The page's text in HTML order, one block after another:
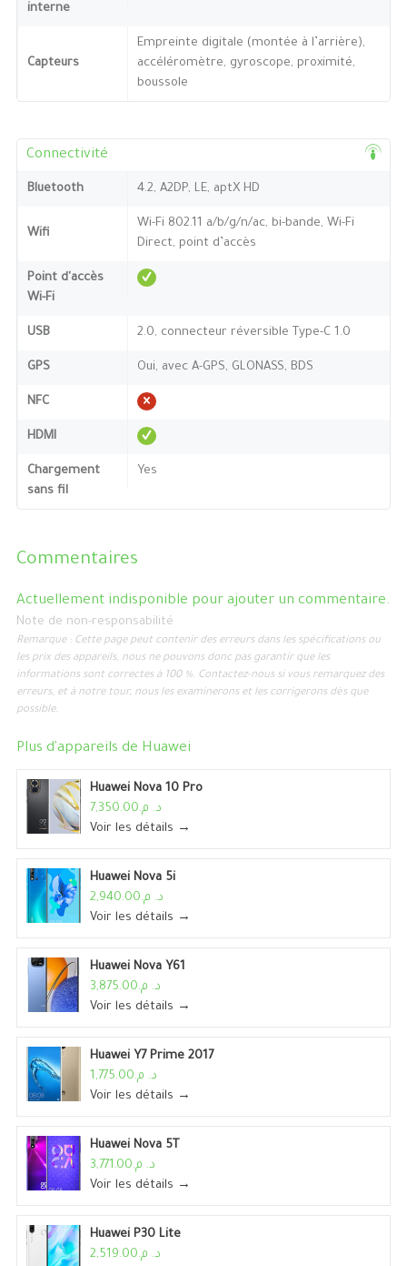
interne
Capteurs
Empreinte digitale (montée à l’arrière),
accéléromètre, gyroscope, proximité,
boussole
Connectivité
Bluetooth 4.2, A2DP, LE, aptX HD
Wifi
Wi-Fi 802.11 a/b/g/n/ac, bi-bande, Wi-Fi
Direct, point d’accès
Point d'accès
Wi-Fi
USB 2.0, connecteur réversible Type-C 1.0
GPS Oui, avec A-GPS, GLONASS, BDS
NFC
HDMI
Chargement
sans fil
Yes
Commentaires
Actuellement indisponible pour ajouter un commentaire.
Note de non-responsabilité
Remarque : Cette page peut contenir des erreurs dans les spécifications ou
les prix des appareils, nous ne pouvons donc pas garantir que les
informations sont correctes à 100 %. Contactez-nous si vous remarquez des
erreurs, et à notre tour, nous les examinerons et les corrigerons dès que
possible.
Plus d'appareils de Huawei
Huawei Nova 10 Pro
د. م.7,350.00
Voir les détails →
Huawei Nova 5i
د. م.2,940.00
Voir les détails →
Huawei Nova Y61
د. م.3,875.00
Voir les détails →
Huawei Y7 Prime 2017
د. م.1,775.00
Voir les détails →
Huawei Nova 5T
د. م.3,771.00
Voir les détails →
Huawei P30 Lite
د. م.2,519.00